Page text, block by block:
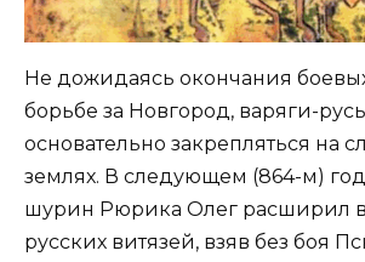
Не дожидаясь окончания
борьбе за Новгород, варяги-
основательно закрепляться на
землях. В следующем (864-м)
шурин Рюрика Олег расширил
русских витязей, взяв без боя